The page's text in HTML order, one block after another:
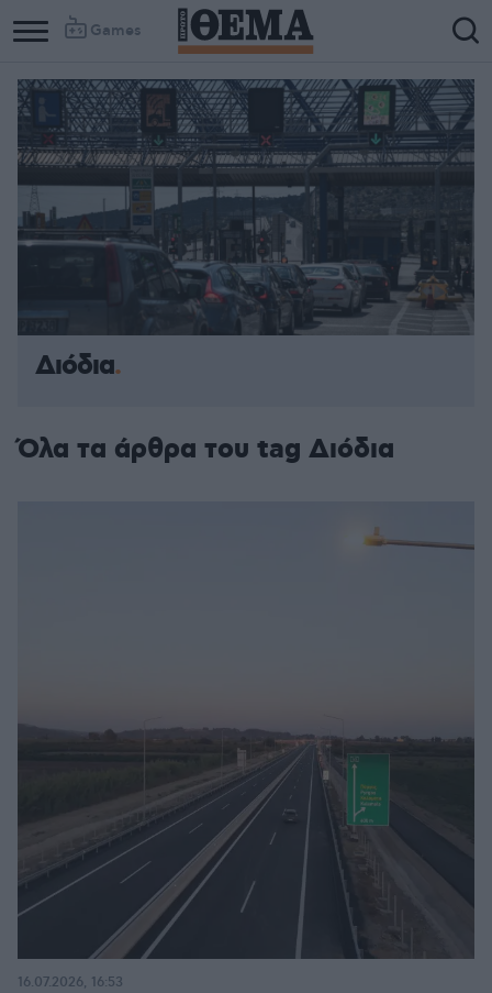
Games
Διόδια
Όλα τα άρθρα του tag Διόδια
16.07.2026, 16:53